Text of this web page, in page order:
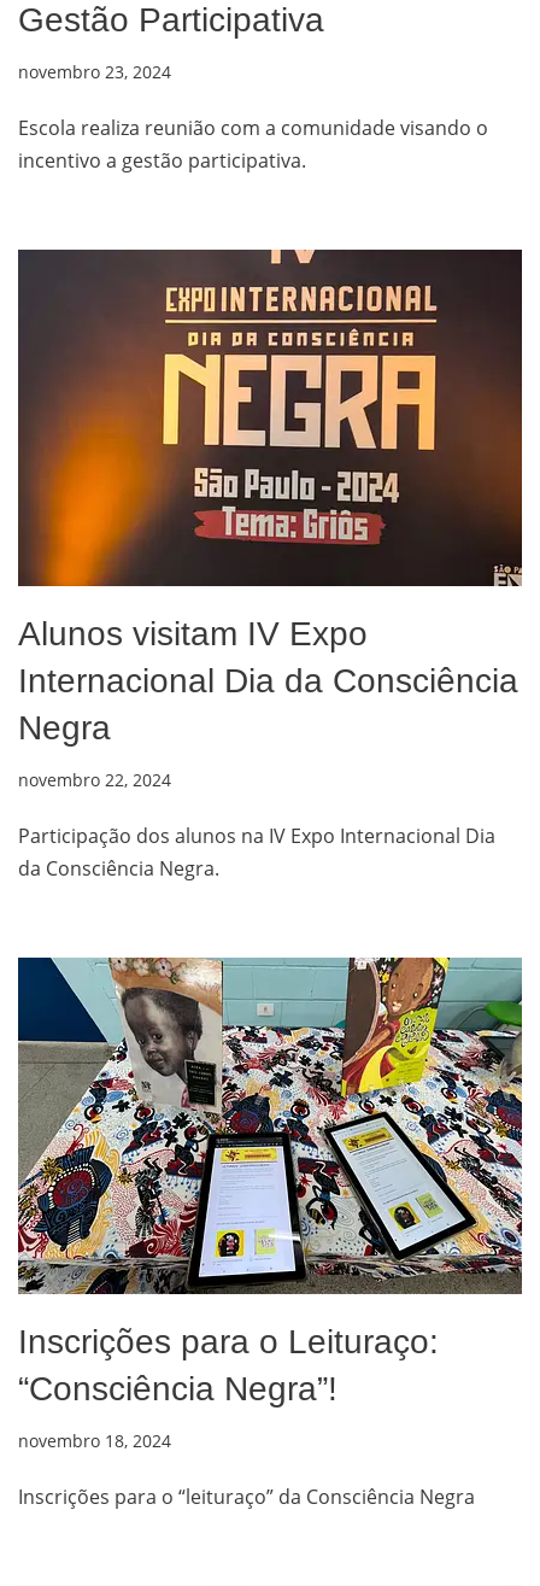
Gestão Participativa
novembro 23, 2024
Escola realiza reunião com a comunidade visando o
incentivo a gestão participativa.
Alunos visitam IV Expo
Internacional Dia da Consciência
Negra
novembro 22, 2024
Participação dos alunos na IV Expo Internacional Dia
da Consciência Negra.
Inscrições para o Leituraço:
“Consciência Negra”!
novembro 18, 2024
Inscrições para o “leituraço” da Consciência Negra